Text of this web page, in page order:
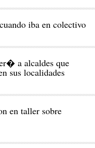
iba en colectivo
a alcaldes que
sus localidades
en taller sobre